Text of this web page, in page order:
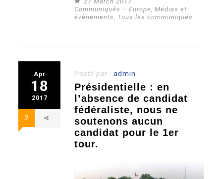
Communiqués – Europe ,Médias et
évènements
Tous les communiqués
Apr
18
2017
3
Posté par :admin
Présidentielle : en
l’absence de candidat
fédéraliste, nous ne
soutenons aucun
candidat pour le 1er
tour.